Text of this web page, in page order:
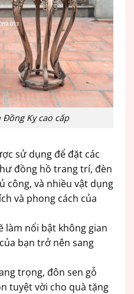
Kỵ cao cấp
sử dụng để đặt các
đồng hồ trang trí, đèn
công, và nhiều vật dụng
và phong cách của
làm nổi bật không gian
bạn trở nên sang
trọng, đôn sen gỗ
tuyệt vời cho quà tặng